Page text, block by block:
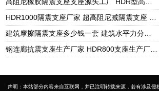
声明：本站部分内容来自互联网，并已注明转载来源，若有涉及